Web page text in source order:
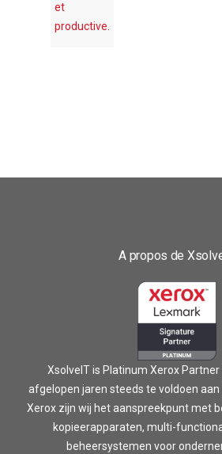
et
productive.
A propos de
XsolveIT is Platinum Xerox Partner
afgelopen jaren steeds te voldoen
Xerox zijn wij het aanspreekpunt met
kopieerapparaten, multi-
beheersystemen voor